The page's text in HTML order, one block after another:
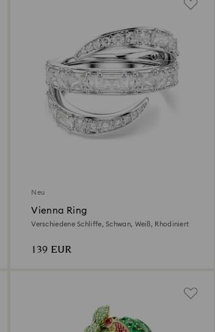
Neu
Vienna Ring
Verschiedene Schliffe, Schwan, Weiß, Rhodiniert
139 EUR